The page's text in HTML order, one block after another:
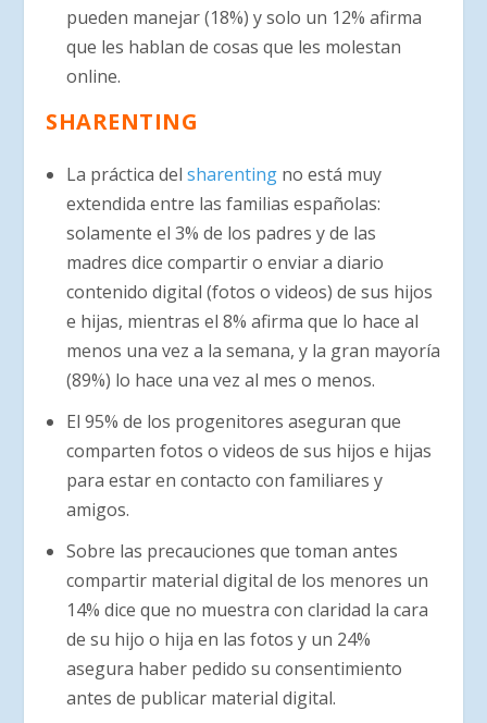
pueden manejar (18%) y solo un 12% afirma
que les hablan de cosas que les molestan
online.
SHARENTING
La práctica del sharentingno está muy
extendida entre las familias españolas:
solamente el 3% de los padres y de las
madres dice compartir o enviar a diario
contenido digital (fotos o videos) de sus hijos
e hijas, mientras el 8% afirma que lo hace al
menos una vez a la semana, y la gran mayoría
(89%) lo hace una vez al mes o menos.
El 95% de los progenitores aseguran que
comparten fotos o videos de sus hijos e hijas
para estar en contacto con familiares y
amigos.
Sobre las precauciones que toman antes
compartir material digital de los menores un
14% dice que no muestra con claridad la cara
de su hijo o hija en las fotos y un 24%
asegura haber pedido su consentimiento
antes de publicar material digital.